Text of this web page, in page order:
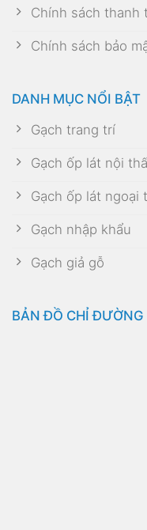
Chính sách thanh
Chính sách bảo
DANH MỤC NỔI BẬT
Gạch trang trí
Gạch ốp lát nội
Gạch ốp lát ngoại
Gạch nhập khẩu
Gạch giả gỗ
BẢN ĐỒ CHỈ ĐƯỜNG